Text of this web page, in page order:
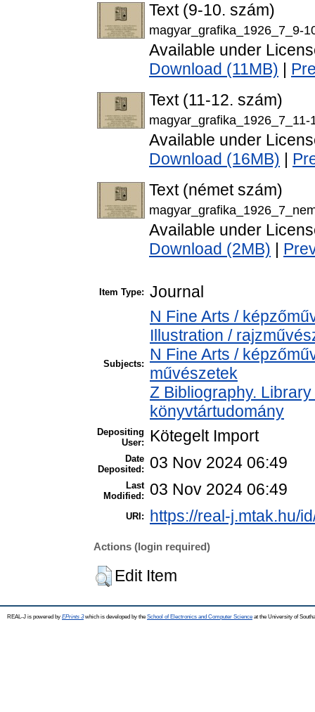
Text (9-10. szám)
magyar_grafika_1926_7_9-
Available under
Download (11MB)
Text (11-12. szám)
magyar_grafika_1926_7_11-
Available under
Download (16MB)
Text (német szám)
Available under
Download (2MB)
Item Type: Journal
Subjects:
N Fine Arts /
Illustration /
N Fine Arts /
művészetek
Z Bibliography.
könyvtártudomány
Depositing
User:
Kötegelt Import
Date
Deposited:
03 Nov 2024 06:49
Last
Modified:
03 Nov 2024 06:49
URI: https://real-j.mtak.hu/
Actions (login required)
Edit Item
REAL-J is powered by EPrints 3which is developed by the School of Electronics and Computer Science at the University of